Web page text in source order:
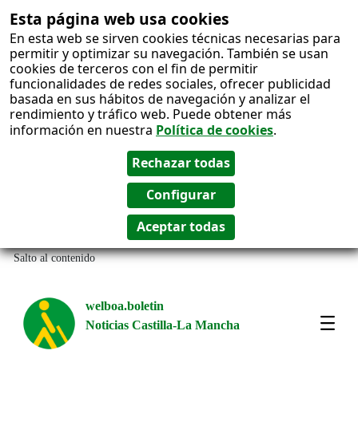
Esta página web usa cookies
En esta web se sirven cookies técnicas necesarias para
permitir y optimizar su navegación. También se usan
cookies de terceros con el fin de permitir
funcionalidades de redes sociales, ofrecer publicidad
basada en sus hábitos de navegación y analizar el
rendimiento y tráfico web. Puede obtener más
información en nuestra Política de cookies.
Salto al contenido
welboa.boletin
Noticias Castilla-La Mancha